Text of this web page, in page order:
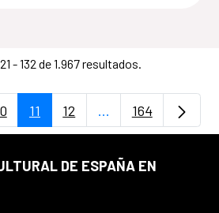
- 132 de 1.967 resultados.
intermedias Use TAB para
Página
11 Página
12 ...PáginasPágina
164
DE ESPAÑA EN